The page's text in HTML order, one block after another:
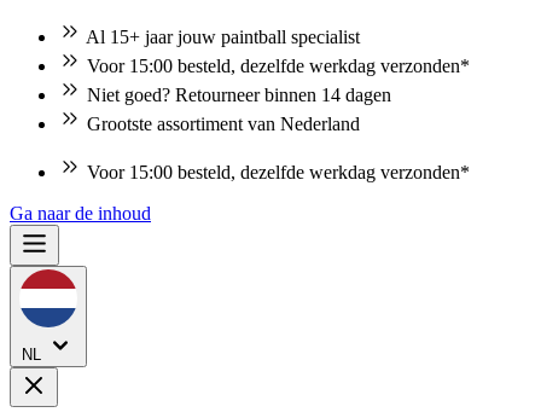
Al 15+ jaar jouw paintball specialist
Voor 15:00 besteld, dezelfde werkdag verzonden*
Niet goed? Retourneer binnen 14 dagen
Grootste assortiment van Nederland
Niet goed? Retourneer binnen 14 dagen
Ga naar de inhoud
NL